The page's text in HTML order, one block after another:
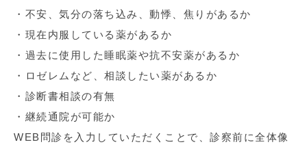
・不安、気分の落ち込み、動悸、焦りがあるか
・現在内服している薬があるか
・過去に使用した睡眠薬や抗不安薬があるか
・ロゼレムなど、相談したい薬があるか
・診断書相談の有無
・継続通院が可能か
WEB問診を入力していただくことで、診察前に全体像